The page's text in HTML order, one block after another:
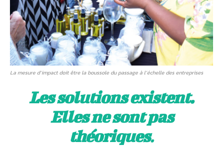
La mesure d’impact doit être la boussole du passage à l’échelle des entreprises
Les solutions existent.
Elles ne sont pas
théoriques.